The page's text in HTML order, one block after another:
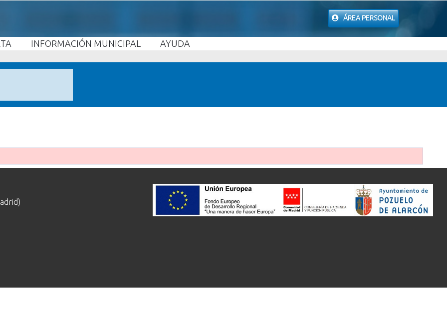
ÁREA PERSONAL
INFORMACIÓN MUNICIPAL AYUDA